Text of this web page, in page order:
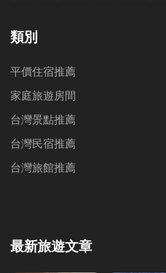
類別
平價住宿推薦
家庭旅遊房間
台灣景點推薦
台灣民宿推薦
台灣旅館推薦
最新旅遊文章